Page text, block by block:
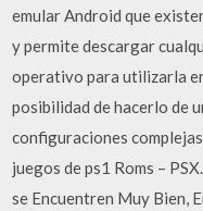
emular Android que
y permite descargar
operativo para utilizarla
posibilidad de hacerlo de
configuraciones
juegos de ps1 Roms –
se Encuentren Muy Bien,